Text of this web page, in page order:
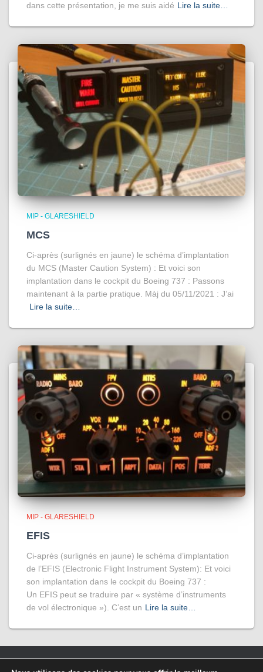
dans cette présentation, je me suis aidé Lire la suite…
MIP - GLARESHIELD
MCS
Ci-après (surlignés en jaune) le schéma d’implantation
du MCS (Master Caution System) : Et voici son
implantation dans le cockpit du Boeing 737 : Passons
maintenant à la partie pratique. Màj du 05/11/2021 : J’ai
Lire la suite…
MIP - GLARESHIELD
EFIS
Ci-après (surlignés en jaune) le schéma d’implantation
de l’EFIS (Electronic Flight Instrument System): Et voici
son implantation dans le cockpit du Boeing 737 :
Un EFIS peut se traduire par « système d’instruments
de vol électronique »). C’est un Lire la suite…